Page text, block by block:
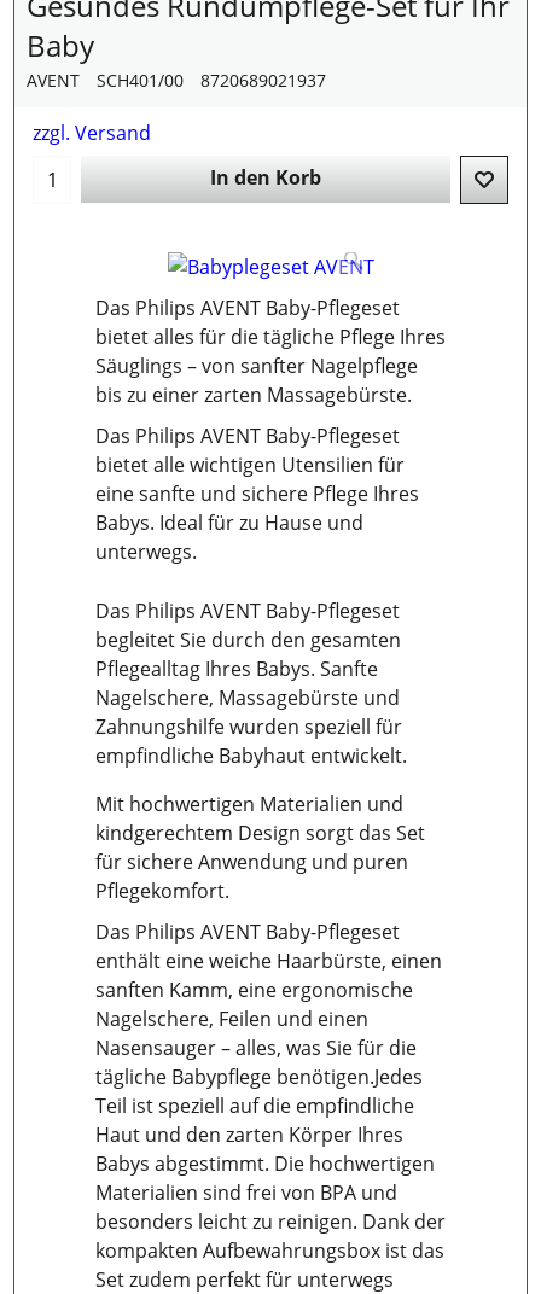
Baby
AVENT SCH401/00 8720689021937
zzgl. Versand
In den Korb
Das Philips AVENT Baby-Pflegeset
bietet alles für die tägliche Pflege Ihres
Säuglings – von sanfter Nagelpflege
bis zu einer zarten Massagebürste.
Das Philips AVENT Baby-Pflegeset
bietet alle wichtigen Utensilien für
eine sanfte und sichere Pflege Ihres
Babys. Ideal für zu Hause und
unterwegs.
Das Philips AVENT Baby-Pflegeset
begleitet Sie durch den gesamten
Pflegealltag Ihres Babys. Sanfte
Nagelschere, Massagebürste und
Zahnungshilfe wurden speziell für
empfindliche Babyhaut entwickelt.
Mit hochwertigen Materialien und
kindgerechtem Design sorgt das Set
für sichere Anwendung und puren
Pflegekomfort.
Das Philips AVENT Baby-Pflegeset
enthält eine weiche Haarbürste, einen
sanften Kamm, eine ergonomische
Nagelschere, Feilen und einen
Nasensauger – alles, was Sie für die
tägliche Babypflege benötigen.Jedes
Teil ist speziell auf die empfindliche
Haut und den zarten Körper Ihres
Babys abgestimmt. Die hochwertigen
Materialien sind frei von BPA und
besonders leicht zu reinigen. Dank der
kompakten Aufbewahrungsbox ist das
Set zudem perfekt für unterwegs